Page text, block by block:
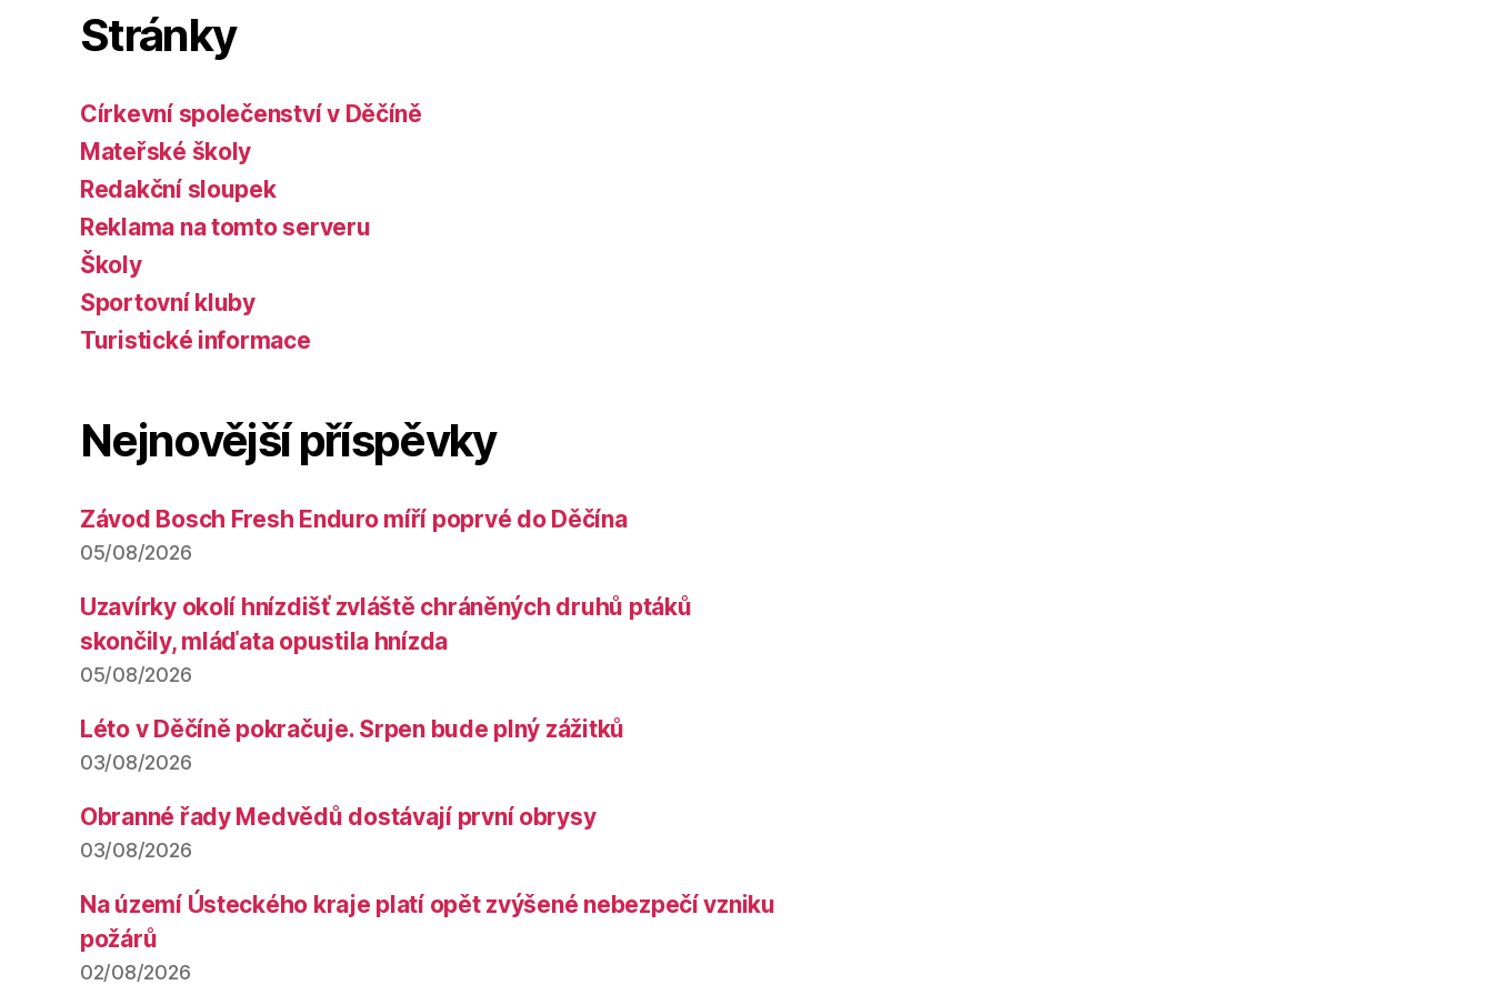
Stránky
Církevní společenství v Děčíně
Mateřské školy
Redakční sloupek
Reklama na tomto serveru
Školy
Sportovní kluby
Turistické informace
Nejnovější příspěvky
Závod Bosch Fresh Enduro míří poprvé do Děčína
05/08/2026
Uzavírky okolí hnízdišť zvláště chráněných druhů ptáků
skončily, mláďata opustila hnízda
05/08/2026
Léto v Děčíně pokračuje. Srpen bude plný zážitků
03/08/2026
Obranné řady Medvědů dostávají první obrysy
03/08/2026
Na území Ústeckého kraje platí opět zvýšené nebezpečí vzniku
požárů
02/08/2026